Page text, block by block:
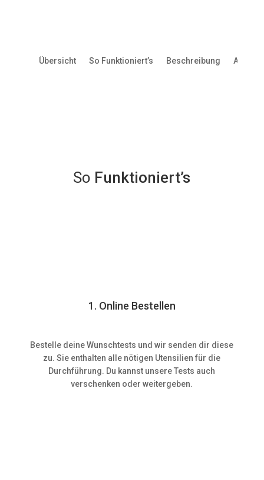
Übersicht So Funktioniert’s Beschreibung
So Funktioniert’s
1. Online Bestellen
Bestelle deine Wunschtests und wir senden dir diese
zu. Sie enthalten alle nötigen Utensilien für die
Durchführung. Du kannst unsere Tests auch
verschenken oder weitergeben.